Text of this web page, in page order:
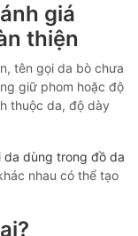
giá
thiện
tên gọi da bò chưa
giữ phom hoặc độ
thuộc da, độ dày
da dùng trong đồ da
nhau có thể tạo